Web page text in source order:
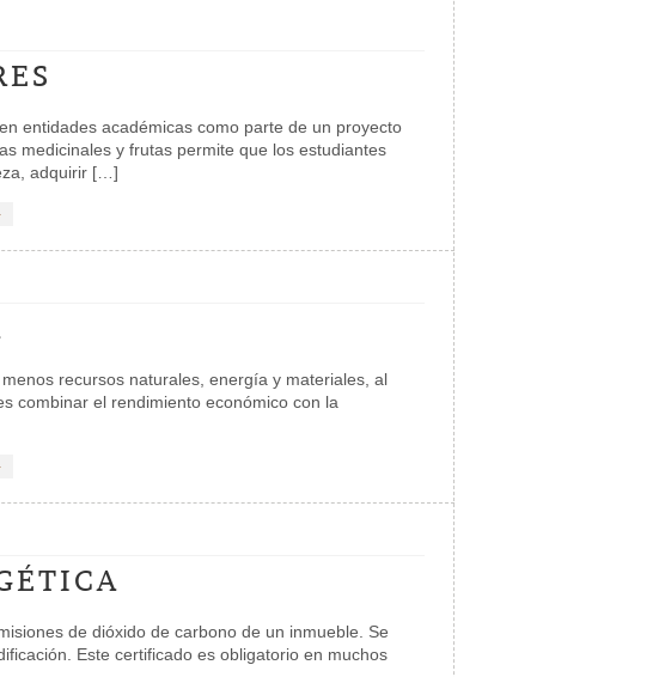
entidades académicas como parte de un proyecto
medicinales y frutas permite que los estudiantes
adquirir […]
recursos naturales, energía y materiales, al
combinar el rendimiento económico con la
de dióxido de carbono de un inmueble. Se
Este certificado es obligatorio en muchos